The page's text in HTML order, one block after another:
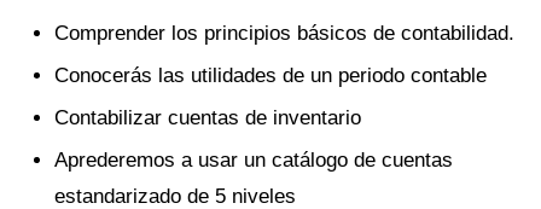
Comprender los principios básicos de contabilidad.
Conocerás las utilidades de un periodo contable
Contabilizar cuentas de inventario
Aprederemos a usar un catálogo de cuentas
estandarizado de 5 niveles